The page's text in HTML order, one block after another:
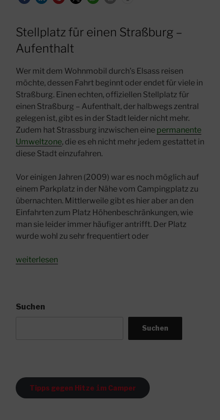
Stellplatz für einen Straßburg –
Aufenthalt
Wer mit dem Wohnmobil durch’s Elsass reisen
möchte, dessen Fahrt beginnt oder endet für viele in
Straßburg. Einen echten, offiziellen Stellplatz für
einen Straßburg – Aufenthalt, der halbwegs zentral
gelegen ist, gibt es in der Stadt leider nicht mehr.
Zudem hat Strassburg inzwischen eine permanente
Umweltzone, die es eh nicht mehr jedem gestattet in
diese Stadt einzufahren.
Vor einigen Jahren (2009) war es noch möglich auf
einem Parkplatz in der Nähe vom Campingplatz zu
übernachten. Mittlerweile gibt es hier aber an den
Einfahrten zum Platz Höhenbeschränkungen, wie
man sie leider immer häufiger antrifft. Der Platz
wurde wohl zu sehr frequentiert oder
„Stellplatz
–
weiterlesen
Suchen
Suchen
Tipps gegen Hitze im Camper